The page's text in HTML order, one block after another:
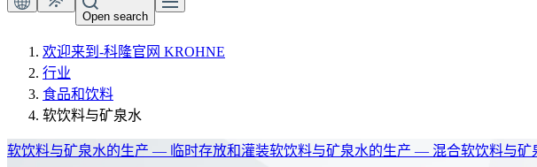
Open search
欢迎来到-科隆官网 KROHNE
行业
食品和饮料
软饮料与矿泉水
软饮料与矿泉水的生产 — 临时存放和灌装软饮料与矿泉水的生产 — 混合软饮料与